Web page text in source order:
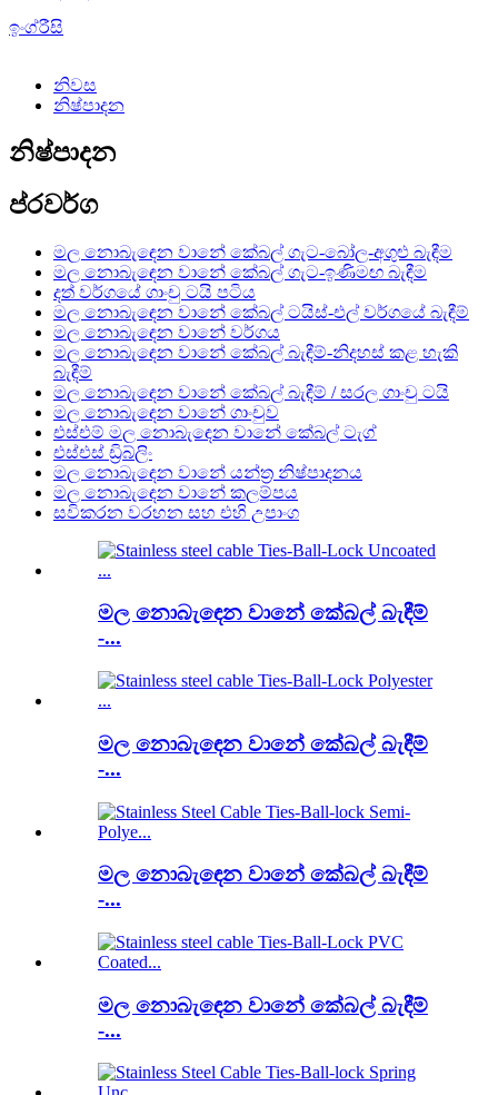
ඉංග්රීසි
නිවස
නිෂ්පාදන
නිෂ්පාදන
ප්රවර්ග
මල නොබැඳෙන වානේ කේබල් ගැට-බෝල-අගුළු බැඳීම
මල නොබැඳෙන වානේ කේබල් ගැට-ඉණිමඟ බැඳීම
දත් වර්ගයේ ගාංචු ටයි පටිය
මල නොබැඳෙන වානේ කේබල් ටයිස්-එල් වර්ගයේ බැඳීම්
මල නොබැඳෙන වානේ වර්ගය
මල නොබැඳෙන වානේ කේබල් බැඳීම්-නිදහස් කළ හැකි
බැඳීම්
මල නොබැඳෙන වානේ කේබල් බැඳීම් / සරල ගාංචු ටයි
මල නොබැඳෙන වානේ ගාංචුව
එස්එම් මල නොබැඳෙන වානේ කේබල් ටැග්
එස්එස් ඩ්‍රිබ්ලිං
මල නොබැඳෙන වානේ යන්ත්‍ර නිෂ්පාදනය
මල නොබැඳෙන වානේ කලම්පය
සවිකරන වරහන සහ එහි උපාංග
මල නොබැඳෙන වානේ කේබල් බැඳීම්
-...
මල නොබැඳෙන වානේ කේබල් බැඳීම්
-...
මල නොබැඳෙන වානේ කේබල් බැඳීම්
-...
මල නොබැඳෙන වානේ කේබල් බැඳීම්
-...